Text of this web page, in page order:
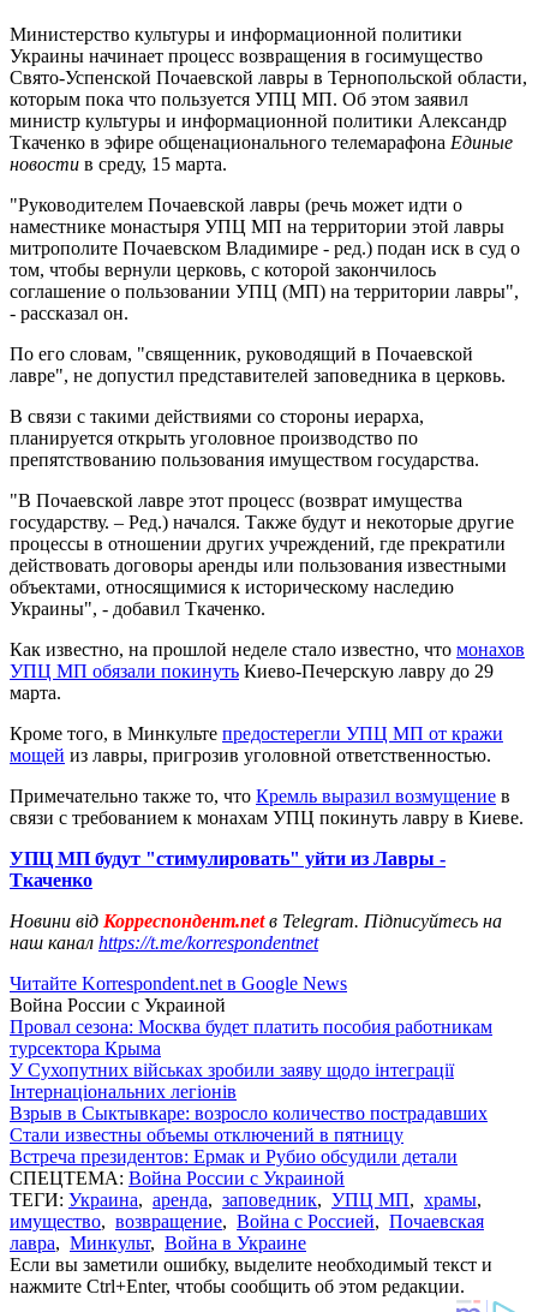
Министерство культуры и информационной политики
Украины начинает процесс возвращения в госимущество
Свято-Успенской Почаевской лавры в Тернопольской области,
которым пока что пользуется УПЦ МП. Об этом заявил
министр культуры и информационной политики Александр
Ткаченко в эфире общенационального телемарафона Единые
новости в среду, 15 марта.
"Руководителем Почаевской лавры (речь может идти о
наместнике монастыря УПЦ МП на территории этой лавры
митрополите Почаевском Владимире - ред.) подан иск в суд о
том, чтобы вернули церковь, с которой закончилось
соглашение о пользовании УПЦ (МП) на территории лавры",
- рассказал он.
По его словам, "священник, руководящий в Почаевской
лавре", не допустил представителей заповедника в церковь.
В связи с такими действиями со стороны иерарха,
планируется открыть уголовное производство по
препятствованию пользования имуществом государства.
"В Почаевской лавре этот процесс (возврат имущества
государству. – Ред.) начался. Также будут и некоторые другие
процессы в отношении других учреждений, где прекратили
действовать договоры аренды или пользования известными
объектами, относящимися к историческому наследию
Украины", - добавил Ткаченко.
Как известно, на прошлой неделе стало известно, что монахов
УПЦ МП обязали покинуть Киево-Печерскую лавру до 29
марта.
Кроме того, в Минкульте предостерегли УПЦ МП от кражи
мощей из лавры, пригрозив уголовной ответственностью.
Примечательно также то, что Кремль выразил возмущение в
связи с требованием к монахам УПЦ покинуть лавру в Киеве.
УПЦ МП будут "стимулировать" уйти из Лавры -
Ткаченко
Новини від Корреспондент.netв Telegram. Підписуйтесь на
наш канал https://t.me/korrespondentnet
Читайте Korrespondent.net в Google News
Война России с Украиной
Провал сезона: Москва будет платить пособия работникам
турсектора Крыма
У Сухопутних військах зробили заяву щодо інтеграції
Інтернаціональних легіонів
Взрыв в Сыктывкаре: возросло количество пострадавших
Стали известны объемы отключений в пятницу
Встреча президентов: Ермак и Рубио обсудили детали
СПЕЦТЕМА: Война России с Украиной
ТЕГИ: Украина, аренда, заповедник, УПЦ МП, храмы,
имущество, возвращение, Война с Россией, Почаевская
лавра, Минкульт, Война в Украине
Если вы заметили ошибку, выделите необходимый текст и
нажмите Ctrl+Enter, чтобы сообщить об этом редакции.